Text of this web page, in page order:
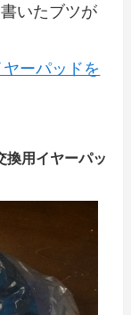
いたブツが
ーパッドを
換用イヤーパッ